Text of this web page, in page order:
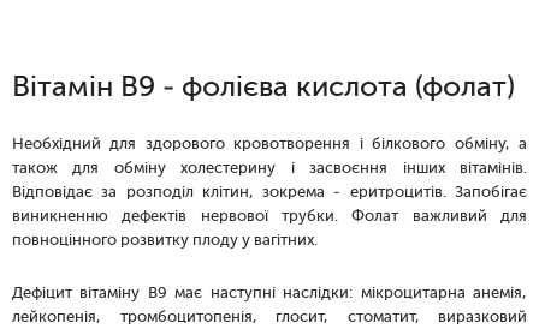
Вітамін B9 - фолієва кислота (фолат)
Необхідний для здорового кровотворення і білкового обміну, а
також для обміну холестерину і засвоєння інших вітамінів.
Відповідає за розподіл клітин, зокрема - еритроцитів. Запобігає
виникненню дефектів нервової трубки. Фолат важливий для
повноцінного розвитку плоду у вагітних.
Дефіцит вітаміну B9 має наступні наслідки: мікроцитарна анемія,
лейкопенія, тромбоцитопенія, глосит, стоматит, виразковий